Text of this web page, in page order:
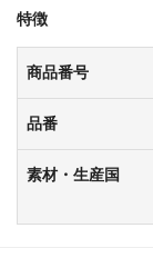
特徴
商品番号
品番
素材・生産国